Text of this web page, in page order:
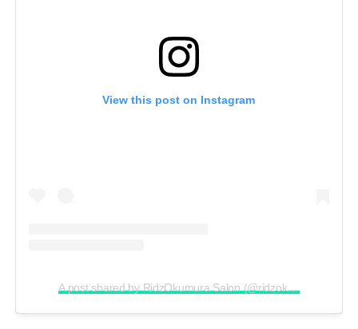
View this post on Instagram
A post shared by RidzOkumura Salon (@ridzokumura)